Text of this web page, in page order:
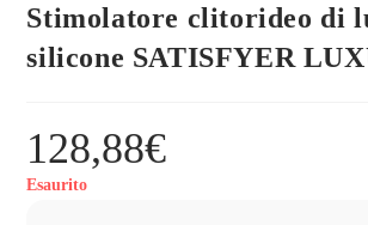
Stimolatore clitorideo di
silicone SATISFYER
128,88€
Esaurito